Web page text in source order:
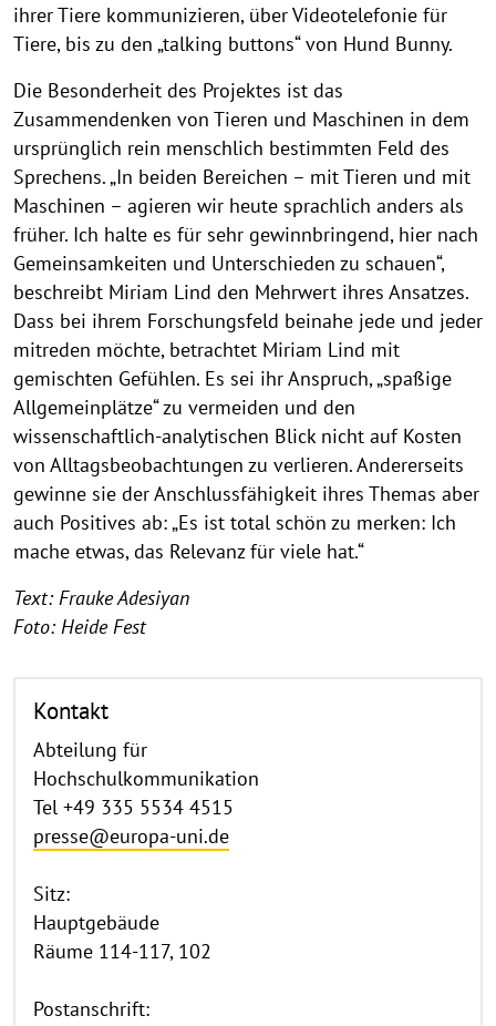
ihrer Tiere kommunizieren, über Videotelefonie für
Tiere, bis zu den „talking buttons“ von Hund Bunny.
Die Besonderheit des Projektes ist das
Zusammendenken von Tieren und Maschinen in dem
ursprünglich rein menschlich bestimmten Feld des
Sprechens. „In beiden Bereichen – mit Tieren und mit
Maschinen – agieren wir heute sprachlich anders als
früher. Ich halte es für sehr gewinnbringend, hier nach
Gemeinsamkeiten und Unterschieden zu schauen“,
beschreibt Miriam Lind den Mehrwert ihres Ansatzes.
Dass bei ihrem Forschungsfeld beinahe jede und jeder
mitreden möchte, betrachtet Miriam Lind mit
gemischten Gefühlen. Es sei ihr Anspruch, „spaßige
Allgemeinplätze“ zu vermeiden und den
wissenschaftlich-analytischen Blick nicht auf Kosten
von Alltagsbeobachtungen zu verlieren. Andererseits
gewinne sie der Anschlussfähigkeit ihres Themas aber
auch Positives ab: „Es ist total schön zu merken: Ich
mache etwas, das Relevanz für viele hat.“
Text: Frauke Adesiyan
Foto: Heide Fest
Kontakt
Abteilung für
Hochschulkommunikation
Tel +49 335 5534 4515
presse@europa-uni.de
Sitz:
Hauptgebäude
Räume 114-117, 102
Postanschrift: